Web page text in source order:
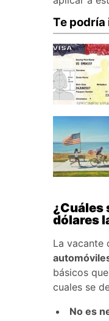
Te
¿Cuáles
dólares
La vacante
básicos
cuales se
No es